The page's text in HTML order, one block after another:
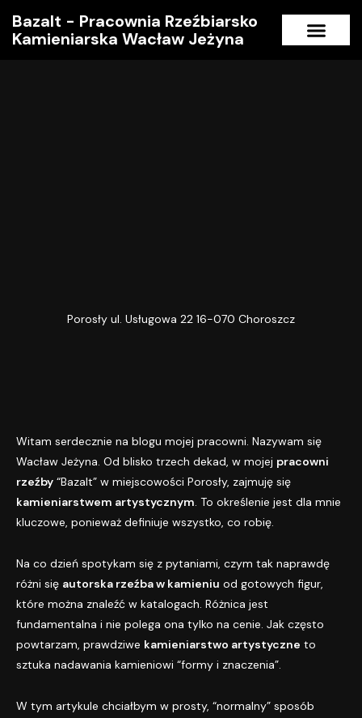
Bazalt - Pracownia Rzeźbiarsko
Kamieniarska Wacław Jeżyna
Porosły ul. Usługowa 22 16-070 Choroszcz
Witam serdecznie na blogu mojej pracowni. Nazywam się
Wacław Jeżyna. Od blisko trzech dekad, w mojej pracowni
rzeźby “Bazalt” w miejscowości Porosły, zajmuję się
kamieniarstwem artystycznym. To określenie jest dla mnie
kluczowe, ponieważ definiuje wszystko, co robię.
Na co dzień spotykam się z pytaniami, czym tak naprawdę
różni się autorska rzeźba w kamieniu od gotowych figur,
które można znaleźć w katalogach. Różnica jest
fundamentalna i nie polega ona tylko na cenie. Jak często
powtarzam, prawdziwe kamieniarstwo artystyczne to
sztuka nadawania kamieniowi “formy i znaczenia”.
W tym artykule chciałbym w prosty, “normalny” sposób